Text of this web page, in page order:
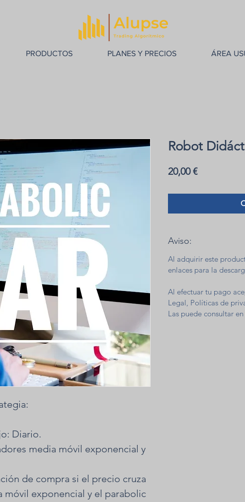
PRODUCTOS PLANES Y PRECIOS ÁREA
Diario.
media móvil exponencial y
de compra si el precio cruza
móvil exponencial y el parabolic
Robot
20,00 €Precio
Aviso:
Al adquirir este
enlaces para la
Al efectuar tu pago
Legal, Políticas de
Las puede consultar